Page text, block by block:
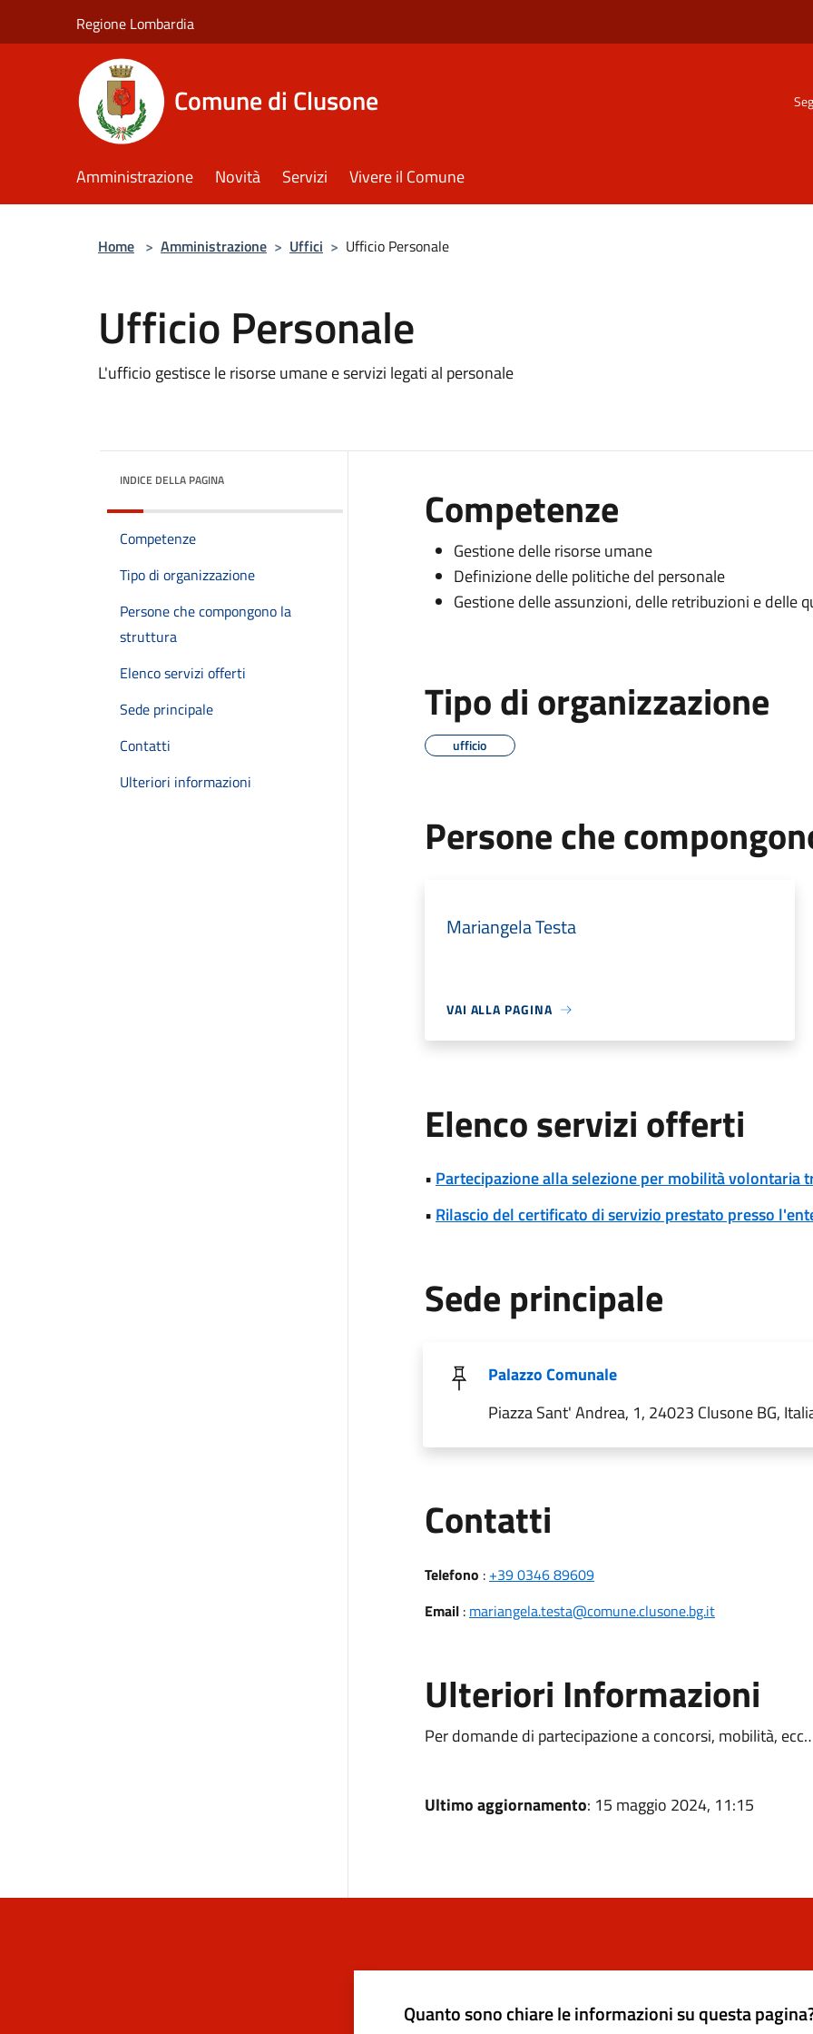
Regione Lombardia
Comune di Clusone
Amministrazione Novità Servizi Vivere il Comune
Home > Amministrazione > Uffici > Ufficio Personale
Ufficio Personale
L'ufficio gestisce le risorse umane e servizi legati al personale
INDICE DELLA PAGINA
Competenze
Tipo di organizzazione
Persone che compongono la
struttura
Elenco servizi offerti
Sede principale
Contatti
Ulteriori informazioni
Competenze
Gestione delle risorse umane
Definizione delle politiche del personale
Gestione delle assunzioni, delle retribuzioni e delle
Tipo di organizzazione
ufficio
Persone che
Mariangela Testa
VAI ALLA PAGINA
Elenco servizi offerti
• Partecipazione alla selezione per mobilità volontaria
• Rilascio del certificato di servizio prestato presso
Sede principale
Palazzo Comunale
Piazza Sant' Andrea, 1, 24023 Clusone BG,
Contatti
Telefono : +39 0346 89609
Email: mariangela.testa@comune.clusone.bg.it
Ulteriori Informazioni
Per domande di partecipazione a concorsi, mobilità,
Ultimo aggiornamento: 15 maggio 2024, 11:15
Quanto sono chiare le informazioni su questa